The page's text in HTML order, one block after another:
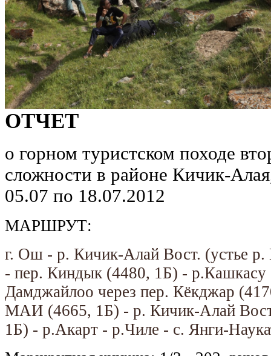
ОТЧЕТ
о горном туристском походе
сложности в районе Кичик-
05.07 по 18.07.2012
МАРШРУТ:
г. Ош - р. Кичик-Алай Вост. (устье
- пер. Киндык (4480, 1Б) - р.Кашкасу
Дамджайлоо через пер. Кёкджар
МАИ (4665, 1Б) - р. Кичик-Алай
1Б) - р.Акарт - р.Чиле - с. Янги-